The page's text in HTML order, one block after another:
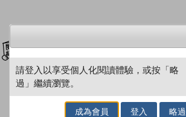
請登入以享受個人化閱讀體驗，或按「略
過」繼續瀏覽。
成為會員 登入 略過